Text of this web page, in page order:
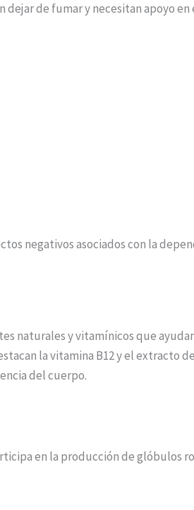
de fumar y necesitan apoyo en
negativos asociados con la
naturales y vitamínicos que
la vitamina B12 y el extracto
del cuerpo.
en la producción de glóbulos